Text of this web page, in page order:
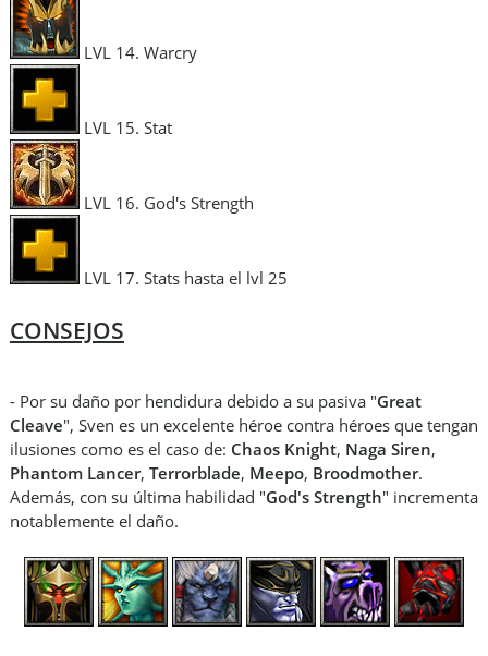
LVL 14. Warcry
LVL 15. Stat
LVL 16. God's Strength
LVL 17. Stats hasta el lvl 25
CONSEJOS
- Por su daño por hendidura debido a su pasiva "Great
Cleave", Sven es un excelente héroe contra héroes que tengan
ilusiones como es el caso de: Chaos Knight, Naga Siren,
Phantom Lancer, Terrorblade, Meepo, Broodmother.
Además, con su última habilidad "God's Strength" incrementa
notablemente el daño.